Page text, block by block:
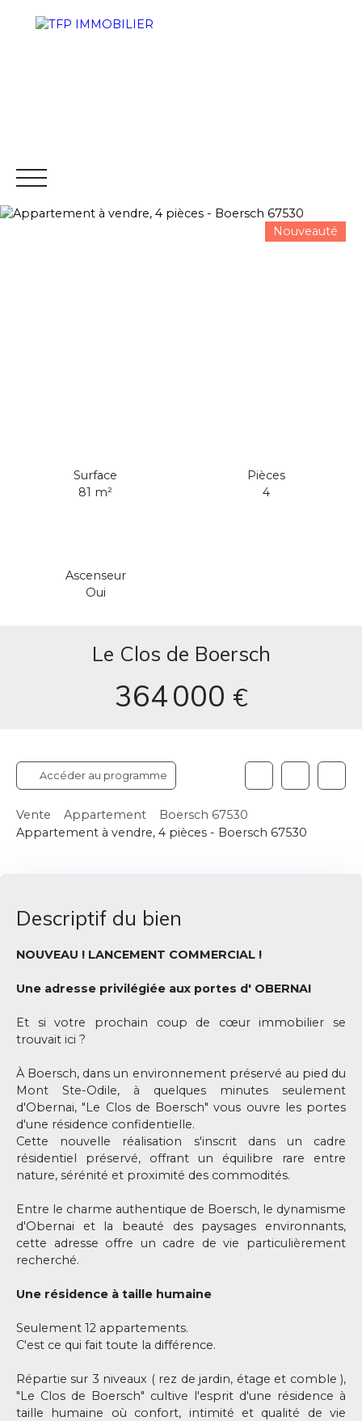
ACHETER VENDRE
Nouveauté
Surface
81 m²
Pièces
4
Ascenseur
Oui
Le Clos de Boersch
364 000 €
Accéder au programme
Vente Appartement
Boersch 67530
Appartement à vendre, 4 pièces - Boersch 67530
Descriptif du bien
NOUVEAU ! LANCEMENT COMMERCIAL !
Une adresse privilégiée aux portes d' OBERNAI
Et si votre prochain coup de cœur immobilier se
trouvait ici ?
À Boersch, dans un environnement préservé au pied du
Mont Ste-Odile, à quelques minutes seulement
d'Obernai, "Le Clos de Boersch" vous ouvre les portes
d'une résidence confidentielle.
Cette nouvelle réalisation s'inscrit dans un cadre
résidentiel préservé, offrant un équilibre rare entre
nature, sérénité et proximité des commodités.
Entre le charme authentique de Boersch, le dynamisme
d'Obernai et la beauté des paysages environnants,
cette adresse offre un cadre de vie particulièrement
recherché.
Une résidence à taille humaine
Seulement 12 appartements.
C'est ce qui fait toute la différence.
Répartie sur 3 niveaux ( rez de jardin, étage et comble ),
"Le Clos de Boersch" cultive l'esprit d'une résidence à
taille humaine où confort, intimité et qualité de vie